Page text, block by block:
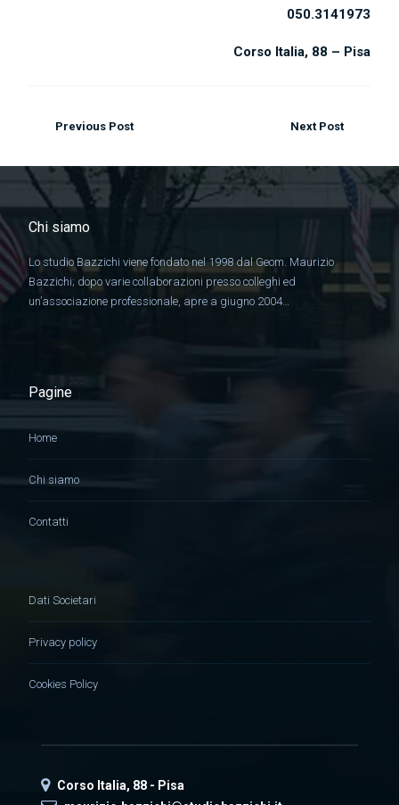
050.3141973
Corso Italia, 88 – Pisa
Previous Post Next Post
Chi siamo
Lo studio Bazzichi viene fondato nel 1998 dal Geom. Maurizio
Bazzichi; dopo varie collaborazioni presso colleghi ed
un’associazione professionale, apre a giugno 2004…
Pagine
Home
Chi siamo
Contatti
Dati Societari
Privacy policy
Cookies Policy
Corso Italia, 88 - Pisa